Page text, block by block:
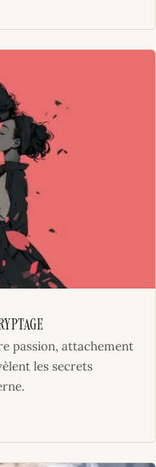
passion, attachement
les secrets